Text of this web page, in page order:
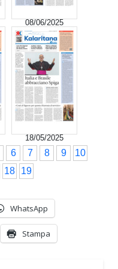
08/06/2025
18/05/2025
6 7 8 9
10
18 19
WhatsApp
Stampa